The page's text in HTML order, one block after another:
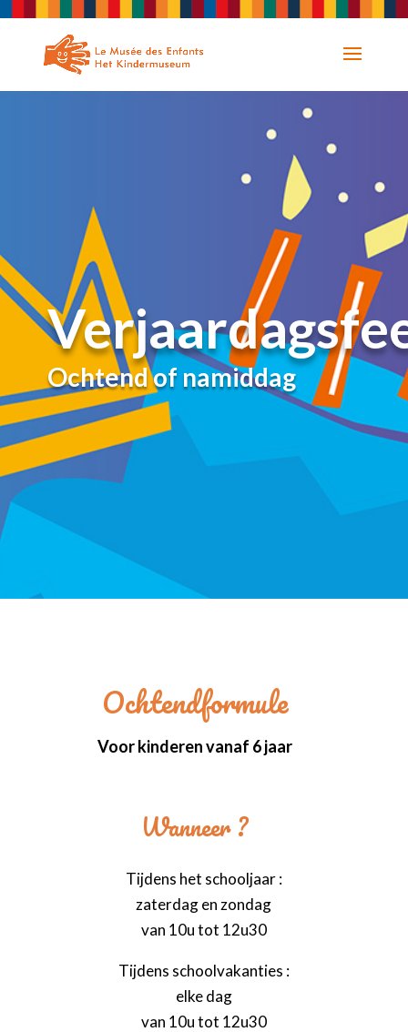
Ochtend of namiddag
Ochtendformule
Voor kinderen vanaf 6 jaar
Wanneer ?
Tijdens het schooljaar :
zaterdag en zondag
van 10u tot 12u30
Tijdens schoolvakanties :
elke dag
van 10u tot 12u30